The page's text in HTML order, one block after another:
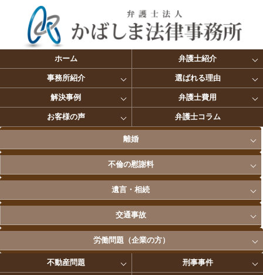
ホーム 弁護士紹介
事務所紹介 選ばれる理由
解決事例 弁護士費用
お客様の声 弁護士コラム
離婚
不倫の慰謝料
遺言・相続
交通事故
労働問題（企業の方）
不動産問題 刑事事件